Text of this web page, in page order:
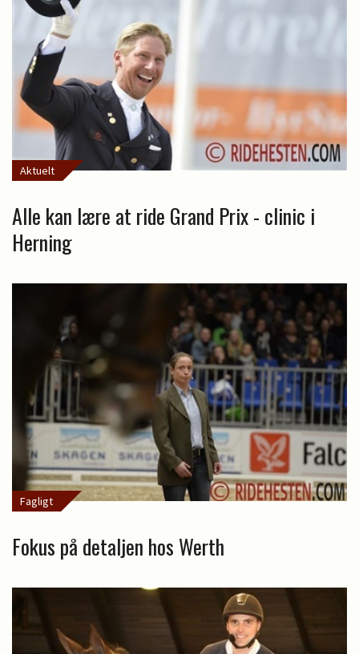
Aktuelt
Alle kan lære at ride Grand Prix - clinic i
Herning
Fagligt
Fokus på detaljen hos Werth